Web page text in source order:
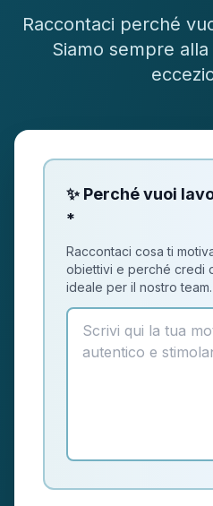
Raccontaci perché
Siamo sempre
✨ Perché vuoi
*
Raccontaci cosa ti
obiettivi e perché credi
ideale per il nostro team.